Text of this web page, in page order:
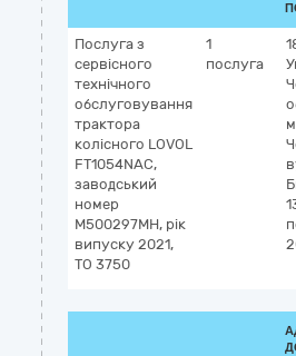
Послуга з
сервісного
технічного
обслуговування
трактора
колісного LOVOL
FT1054NAC,
заводський
номер
M500297MH, рік
випуску 2021,
ТО 3750
1
послуга